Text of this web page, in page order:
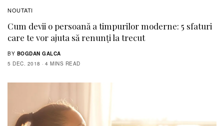
NOUTATI
Cum devii o persoană a timpurilor moderne: 5 sfaturi
care te vor ajuta să renunţi la trecut
BY BOGDAN GALCA
5 DEC. 2018
4 MINS READ